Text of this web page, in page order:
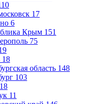
17
6
Крым 151
75
18
область 148
103
18
11